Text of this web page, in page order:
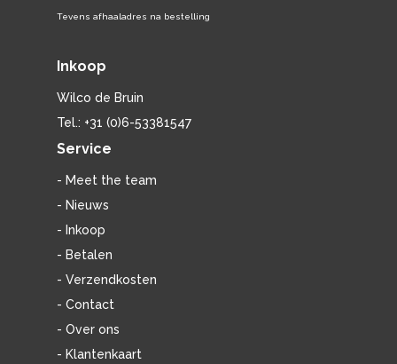
Tevens afhaaladres na bestelling
Inkoop
Wilco de Bruin
Tel.: +31 (0)6-53381547
Service
- Meet the team
- Nieuws
- Inkoop
- Betalen
- Verzendkosten
- Contact
- Over ons
- Klantenkaart